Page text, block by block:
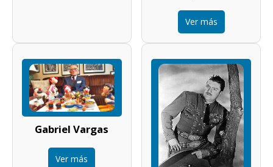
Ver más
Gabriel Vargas
Ver más